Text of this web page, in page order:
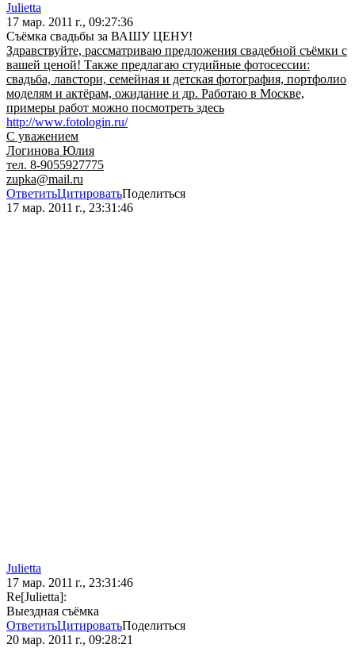
Julietta
17 мар. 2011 г., 09:27:36
Съёмка свадьбы за ВАШУ ЦЕНУ!
Здравствуйте, рассматриваю предложения свадебной съёмки с
вашей ценой! Также предлагаю студийные фотосессии:
свадьба, лавстори, семейная и детская фотография, портфолио
моделям и актёрам, ожидание и др. Работаю в Москве,
примеры работ можно посмотреть здесь
http://www.fotologin.ru/
С уважением
Логинова Юлия
тел. 8-9055927775
zupka@mail.ru
ОтветитьЦитироватьПоделиться
17 мар. 2011 г., 23:31:46
Julietta
17 мар. 2011 г., 23:31:46
Re[Julietta]:
Выездная съёмка
ОтветитьЦитироватьПоделиться
20 мар. 2011 г., 09:28:21